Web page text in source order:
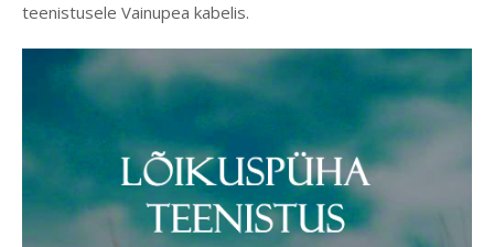
teenistusele Vainupea kabelis.